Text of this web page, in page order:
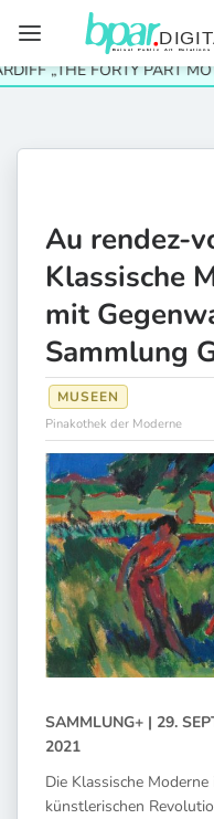
„THE FORTY PART MOTET“
Au rendez-
Klassische
mit
Sammlung
MUSEEN
Pinakothek der Moderne
SAMMLUNG+ | 29.
2021
Die Klassische
künstlerischen